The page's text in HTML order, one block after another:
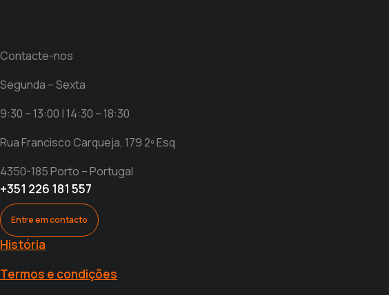
Contacte-nos
Segunda – Sexta
9:30 – 13:00 | 14:30 – 18:30
Rua Francisco Carqueja, 179 2º Esq
4350-185 Porto – Portugal
+351 226 181 557
Entre em contacto
História
Termos e condições